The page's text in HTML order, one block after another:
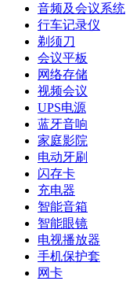
音频及会议系统
行车记录仪
剃须刀
会议平板
网络存储
视频会议
UPS电源
蓝牙音响
家庭影院
电动牙刷
闪存卡
充电器
智能音箱
智能眼镜
电视播放器
手机保护套
网卡